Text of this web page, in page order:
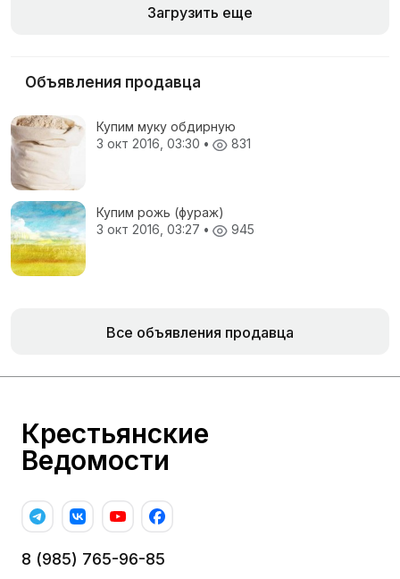
Загрузить еще
Объявления продавца
Купим муку обдирную
3 окт 2016, 03:30 • 831
Купим рожь (фураж)
3 окт 2016, 03:27 • 945
Все объявления продавца
Крестьянские
Ведомости
8 (985) 765-96-85